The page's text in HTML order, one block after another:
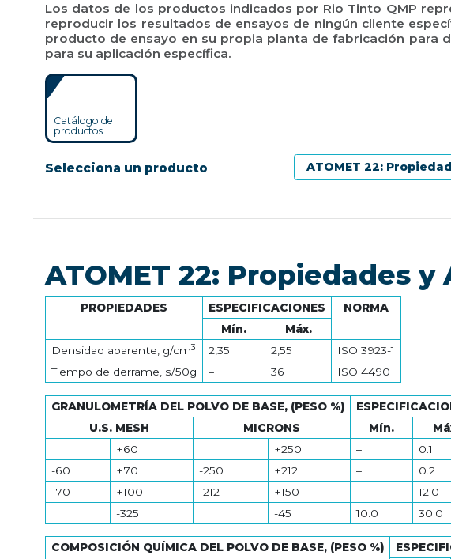
Los datos de los productos indicados por Rio Tinto QMP
reproducir los resultados de ensayos de ningún cliente
producto de ensayo en su propia planta de fabricación para
para su aplicación específica.
Catálogo de
productos
Selecciona un producto
ATOMET 22: Propiedades
PROPIEDADES ESPECIFICACIONES
NORMA
Mín.
Máx.
Densidad aparente, g/cm3 2,35 2,55
ISO 3923-1
Tiempo de derrame, s/50g
– 36 ISO 4490
GRANULOMETRÍA DEL POLVO DE BASE, (PESO %)
U.S. MESH
MICRONS Mín.
+60
+250 – 0.1
-60
+70 -250 +212 – 0.2
-70
+100 -212 +150 – 12.0
-325
-45 10.0 30.0
COMPOSICIÓN QUÍMICA DEL POLVO DE BASE, (PESO %)